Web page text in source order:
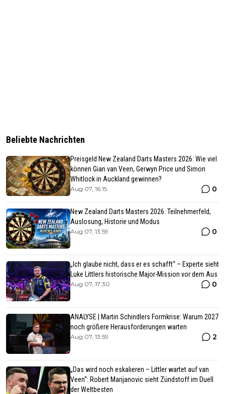
Beliebte Nachrichten
Preisgeld New Zealand Darts Masters 2026: Wie viel
können Gian van Veen, Gerwyn Price und Simon
Whitlock in Auckland gewinnen?
Aug 07, 16:15 0
New Zealand Darts Masters 2026: Teilnehmerfeld,
Auslosung, Historie und Modus
Aug 07, 13:59 0
„Ich glaube nicht, dass er es schafft“ – Experte sieht
Luke Littlers historische Major-Mission vor dem Aus
Aug 07, 17:30 0
ANALYSE | Martin Schindlers Formkrise: Warum 2027
noch größere Herausforderungen warten
Aug 07, 13:59 2
„Das wird noch eskalieren – Littler wartet auf van
Veen“: Robert Marijanovic sieht Zündstoff im Duell
der Weltbesten